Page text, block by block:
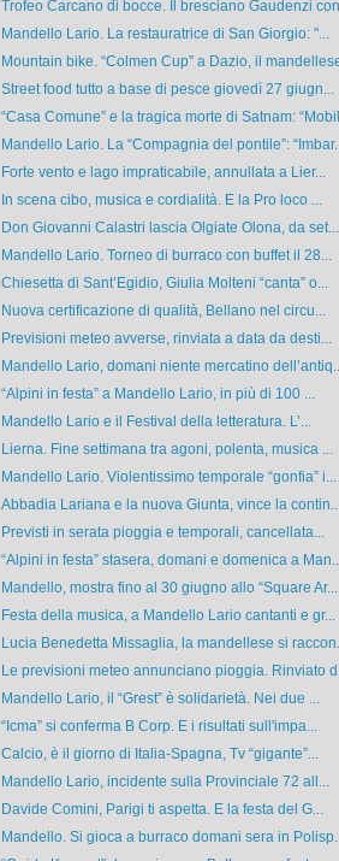
Trofeo Carcano di bocce. Il bresciano Gaudenzi
Mandello Lario. La restauratrice di San Giorgio: "...
Mountain bike. “Colmen Cup” a Dazio, il
Street food tutto a base di pesce giovedì 27 giugn...
“Casa Comune” e la tragica morte di Satnam:
Mandello Lario. La “Compagnia del pontile”:
Forte vento e lago impraticabile, annullata a Lier...
In scena cibo, musica e cordialità. E la Pro loco ...
Don Giovanni Calastri lascia Olgiate Olona, da set...
Mandello Lario. Torneo di burraco con buffet il 28...
Chiesetta di Sant’Egidio, Giulia Molteni “canta” o...
Nuova certificazione di qualità, Bellano nel circu...
Previsioni meteo avverse, rinviata a data da desti...
Mandello Lario, domani niente mercatino
“Alpini in festa” a Mandello Lario, in più di 100 ...
Mandello Lario e il Festival della letteratura. L’...
Lierna. Fine settimana tra agoni, polenta, musica ...
Mandello Lario. Violentissimo temporale “gonfia” i...
Abbadia Lariana e la nuova Giunta, vince la
Previsti in serata pioggia e temporali, cancellata...
“Alpini in festa” stasera, domani e domenica a
Mandello, mostra fino al 30 giugno allo “Square Ar...
Festa della musica, a Mandello Lario cantanti e gr...
Lucia Benedetta Missaglia, la mandellese si
Le previsioni meteo annunciano pioggia. Rinviato
Mandello Lario, il “Grest” è solidarietà. Nei due ...
“Icma” si conferma B Corp. E i risultati sull'impa...
Calcio, è il giorno di Italia-Spagna, Tv “gigante”...
Mandello Lario, incidente sulla Provinciale 72 all...
Davide Comini, Parigi ti aspetta. E la festa del G...
Mandello. Si gioca a burraco domani sera in